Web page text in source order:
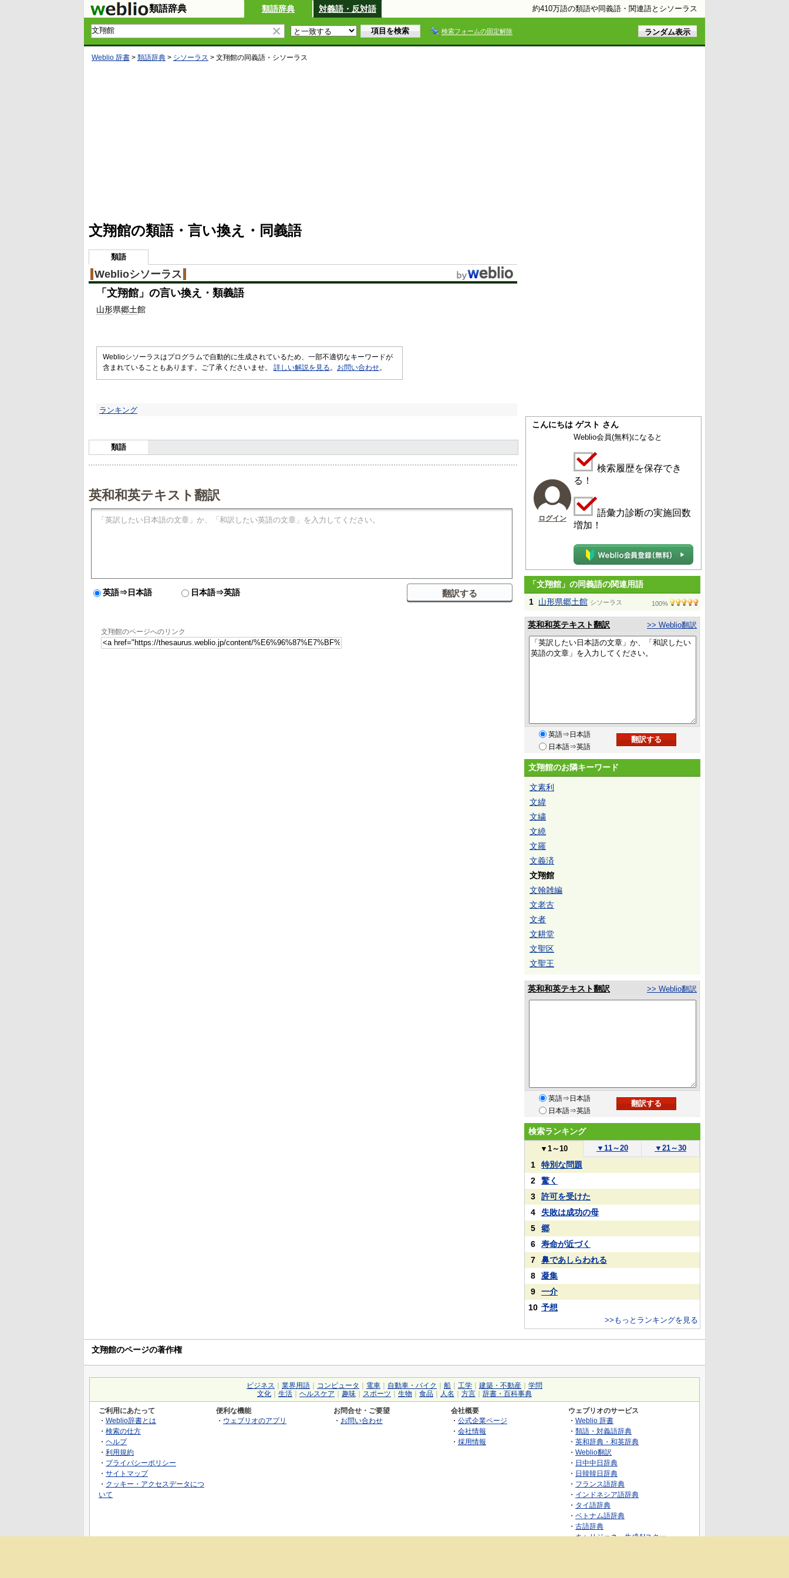
類語辞典 類語辞典 対義語・反対語 約410万語の類語や同義語・関連語とシソーラス
検索フォームの固定解除
Weblio 辞書 > 類語辞典 > シソーラス > 文翔館の同義語・シソーラス
4
5
.
%
文翔館の類語・言い換え・同義語
類語
Weblioシソーラス
「 文翔館 」の言い換え・類義語
山形県郷土館
Weblioシソーラスはプログラムで自動的に生成されているため、一部不適切なキーワードが
含まれていることもあります。ご了承くださいませ。 詳しい解説を見る 。 お問い合わせ。
ランキング
類語
英和和英テキスト翻訳
英語⇒日本語 日本語⇒英語
文翔館のページへのリンク
こんにちは ゲスト さん
ログイン
Weblio会員(無料)になると
検索履歴を保存でき
る！
語彙力診断の実施回数
増加！
「文翔館」の同義語の関連用語
1 山形県郷土館 シソーラス 100%
英和和英テキスト翻訳 >> Weblio翻訳
英語⇒日本語
日本語⇒英語
文翔館のお隣キーワード
文素利
文緯
文繍
文繞
文羅
文義済
文翔館
文翰雑編
文老古
文者
文耕堂
文聖区
文聖王
英和和英テキスト翻訳 >> Weblio翻訳
英語⇒日本語
日本語⇒英語
検索ランキング
▼ 1～10 ▼ 11～20 ▼ 21～30
1
特別な問題
2
驚く
3
許可を受けた
4
失敗は成功の母
5
郷
6
寿命が近づく
7
鼻であしらわれる
8
凝集
9
一介
10 予想
>>もっとランキングを見る
文翔館のページの著作権
ビジネス 業界用語 コンピュータ 電車 自動車・バイク 船 工学 建築・不動産
学問
文化
生活 ヘルスケア 趣味 スポーツ 生物 食品 人名 方言 辞書・百科事典
ご利用にあたって
・ Weblio辞書とは
・ 検索の仕方
・ ヘルプ
・ 利用規約
・ プライバシーポリシー
・ サイトマップ
・ クッキー・アクセスデータにつ
いて
便利な機能
・ ウェブリオのアプリ
お問合せ・ご要望
・ お問い合わせ
会社概要
・ 公式企業ページ
・ 会社情報
・ 採用情報
ウェブリオのサービス
・ Weblio 辞書
・ 類語・対義語辞典
・ 英和辞典・和英辞典
・ Weblio翻訳
・ 日中中日辞典
・ 日韓韓日辞典
・ フランス語辞典
・ インドネシア語辞典
・ タイ語辞典
・ ベトナム語辞典
・ 古語辞典
・キャリジェネ～生成AIスクー